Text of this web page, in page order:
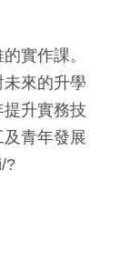
實作課。
來的升學
升實務技
青年發展
?